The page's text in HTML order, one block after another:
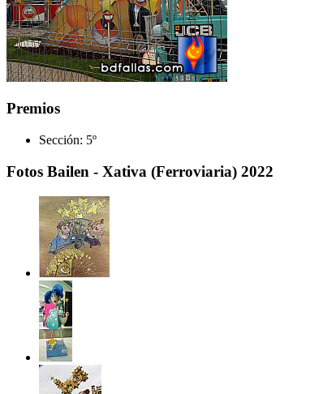
Premios
Sección: 5º
Fotos Bailen - Xativa (Ferroviaria) 2022